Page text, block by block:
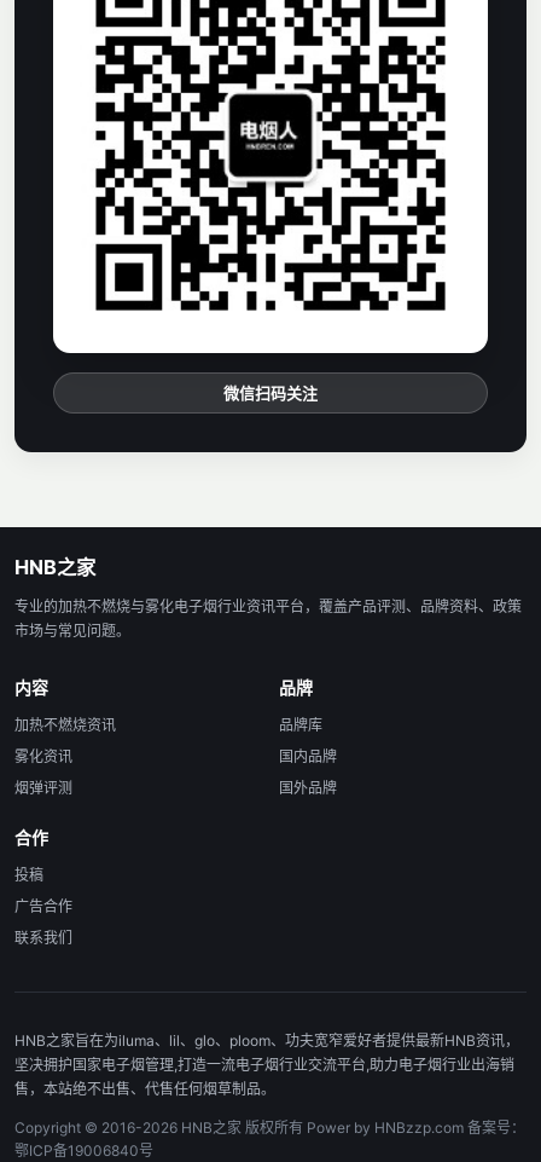
微信扫码关注
HNB之家
专业的加热不燃烧与雾化电子烟行业资讯平台，覆盖产品评测、品牌资料、政策
市场与常见问题。
内容
加热不燃烧资讯
雾化资讯
烟弹评测
品牌
品牌库
国内品牌
国外品牌
合作
投稿
广告合作
联系我们
HNB之家旨在为iluma、lil、glo、ploom、功夫宽窄爱好者提供最新HNB资讯，
坚决拥护国家电子烟管理,打造一流电子烟行业交流平台,助力电子烟行业出海销
售，本站绝不出售、代售任何烟草制品。
Copyright © 2016-2026 HNB之家 版权所有 Power by HNBzzp.com 备案号：
鄂ICP备19006840号